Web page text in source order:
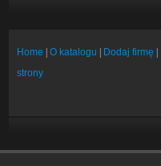
Home |O katalogu Dodaj firmę
strony